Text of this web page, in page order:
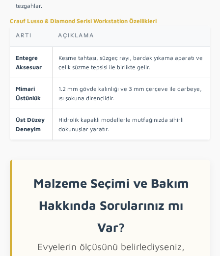
tezgahlar.
Crauf Lusso & Diamond Serisi Workstation Özellikleri
ARTI AÇIKLAMA
Entegre
Aksesuar
Kesme tahtası, süzgeç rayı, bardak yıkama aparatı ve
çelik süzme tepsisi ile birlikte gelir.
Mimari
Üstünlük
1.2 mm gövde kalınlığı ve 3 mm çerçeve ile darbeye,
ısı şokuna dirençlidir.
Üst Düzey
Deneyim
Hidrolik kapaklı modellerle mutfağınızda sihirli
dokunuşlar yaratır.
Malzeme Seçimi ve Bakım
Hakkında Sorularınız mı
Var?
Evyelerin ölçüsünü belirlediyseniz,